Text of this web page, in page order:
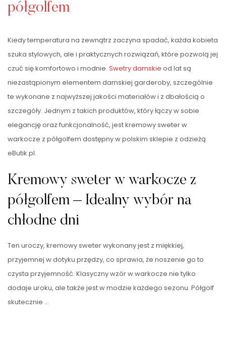
półgolfem
Kiedy temperatura na zewnątrz zaczyna spadać, każda kobieta
szuka stylowych, ale i praktycznych rozwiązań, które pozwolą jej
czuć się komfortowo i modnie. Swetry damskie od lat są
niezastąpionym elementem damskiej garderoby, szczególnie
te wykonane z najwyższej jakości materiałów i z dbałością o
szczegóły. Jednym z takich produktów, który łączy w sobie
elegancję oraz funkcjonalność, jest kremowy sweter w
warkocze z półgolfem dostępny w polskim sklepie z odzieżą
eButik.pl.
Kremowy sweter w warkocze z
półgolfem – Idealny wybór na
chłodne dni
Ten uroczy, kremowy sweter wykonany jest z miękkiej,
przyjemnej w dotyku przędzy, co sprawia, że noszenie go to
czysta przyjemność. Klasyczny wzór w warkocze nie tylko
dodaje uroku, ale także jest w modzie każdego sezonu. Półgolf
skutecznie …